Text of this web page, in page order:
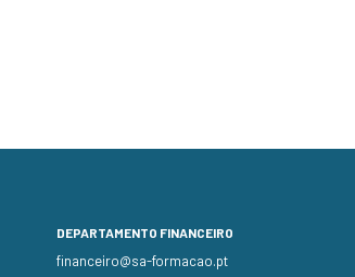
DEPARTAMENTO FINANCEIRO
financeiro@sa-formacao.pt